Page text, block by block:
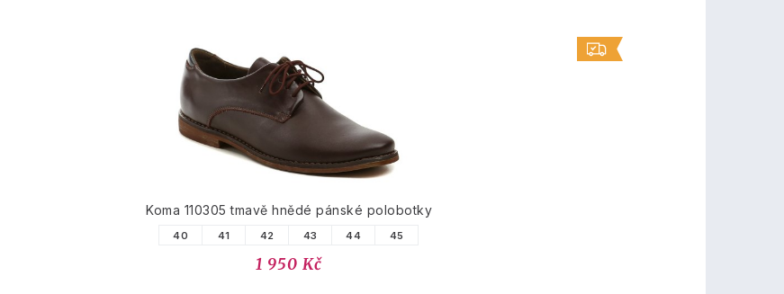
Koma 110305 tmavě hnědé pánské polobotky
40 41 42 43 44 45
1 950 Kč